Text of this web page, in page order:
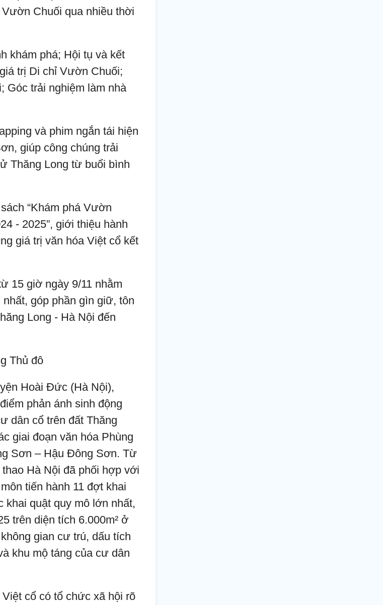
Chuối qua nhiều thời
khám phá; Hội tụ và kết
trị Di chỉ Vườn Chuối;
Góc trải nghiệm làm nhà
và phim ngắn tái hiện
giúp công chúng trải
Thăng Long từ buổi bình
“Khám phá Vườn
- 2025”, giới thiệu hành
giá trị văn hóa Việt cổ kết
15 giờ ngày 9/11 nhằm
góp phần gìn giữ, tôn
Long - Hà Nội đến
Thủ đô
Hoài Đức (Hà Nội),
phản ánh sinh động
dân cổ trên đất Thăng
giai đoạn văn hóa Phùng
Sơn – Hậu Đông Sơn. Từ
Hà Nội đã phối hợp với
tiến hành 11 đợt khai
khai quật quy mô lớn nhất,
trên diện tích 6.000m² ở
gian cư trú, dấu tích
khu mộ táng của cư dân
cổ có tổ chức xã hội rõ